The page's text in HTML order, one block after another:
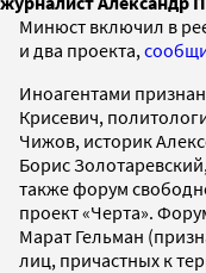
Минюст включил в
и два проекта,
Иноагентами
Крисевич,
Чижов, историк
Борис
также форум
проект «Черта».
Марат Гельман
лиц, причастных к